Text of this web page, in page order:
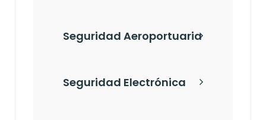
Seguridad Aeroportuaria
Seguridad Electrónica